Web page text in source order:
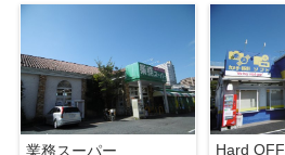
業務スーパー
Hard OFF